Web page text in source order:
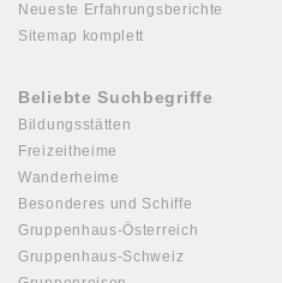
Neueste Erfahrungsberichte
Sitemap komplett
Beliebte Suchbegriffe
Bildungsstätten
Freizeitheime
Wanderheime
Besonderes und Schiffe
Gruppenhaus-Österreich
Gruppenhaus-Schweiz